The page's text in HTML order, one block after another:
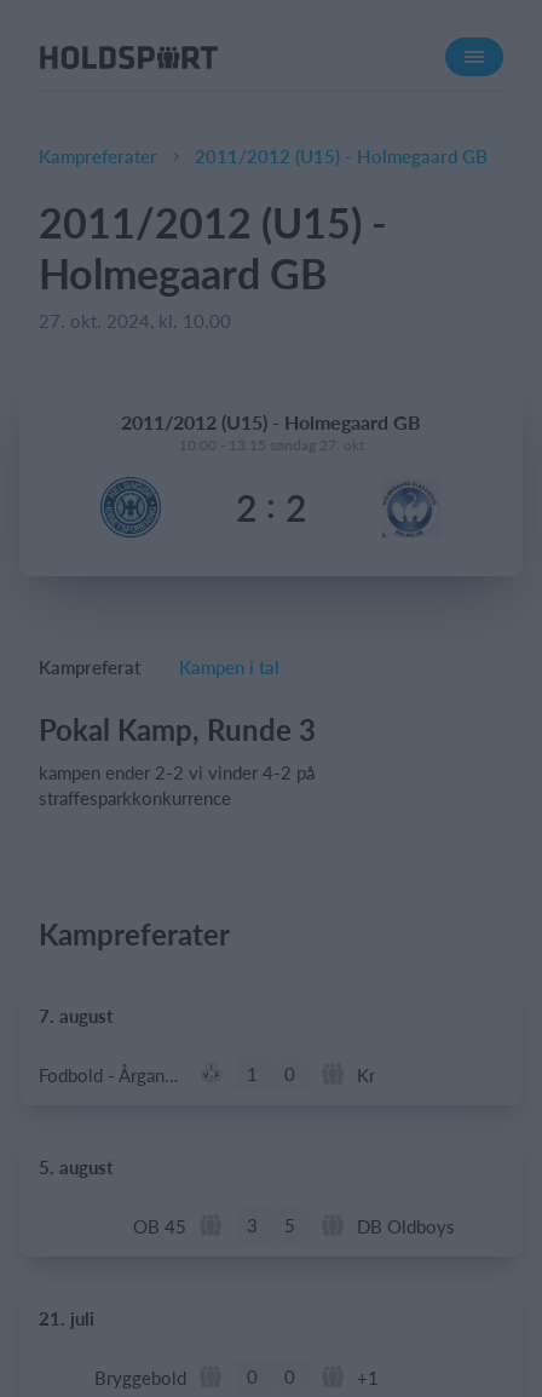
Om Holdsport
Presseomtale
Funktioner
Kalender
Webshop
Hvad koster det?
Kampreferater 2011/2012 (U15) - Holmegaard GB
2011/2012 (U15) -
Holmegaard GB
27. okt. 2024, kl. 10.00
2011/2012 (U15) - Holmegaard GB
10:00 - 13:15 søndag 27. okt
2 : 2
Kampreferat Kampen i tal
Pokal Kamp, Runde 3
kampen ender 2-2 vi vinder 4-2 på
straffesparkkonkurrence
Kampreferater
7. august
Fodbold - Årgang 2014 1 0 Kr
5. august
OB 45 3 5 DB Oldboys
21. juli
Bryggebold 0 0 +1